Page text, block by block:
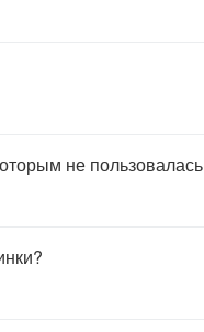
не пользовалась